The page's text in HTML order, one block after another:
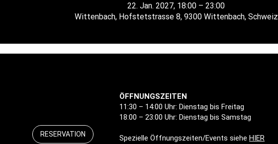
22. Jan. 2027, 18:00 – 23:00
Wittenbach, Hofstetstrasse 8, 9300 Wittenbach, Schweiz
RESERVATION
ÖFFNUNGSZEITEN
11:30 – 14:00 Uhr: Dienstag bis Freitag
18:00 – 23:00 Uhr: Dienstag bis Samstag
Spezielle Öffnungszeiten/Events sieheHIER